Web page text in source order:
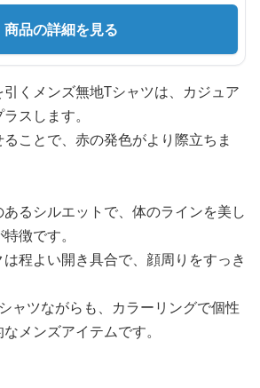
商品の詳細を見る
くメンズ無地Tシャツは、カジュア
スします。
ことで、赤の発色がより際立ちま
るシルエットで、体のラインを美し
徴です。
程よい開き具合で、顔周りをすっき
ャツながらも、カラーリングで個性
メンズアイテムです。